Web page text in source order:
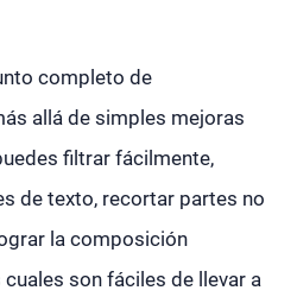
completo de
allá de simples mejoras
filtrar fácilmente,
de texto, recortar partes no
la composición
son fáciles de llevar a